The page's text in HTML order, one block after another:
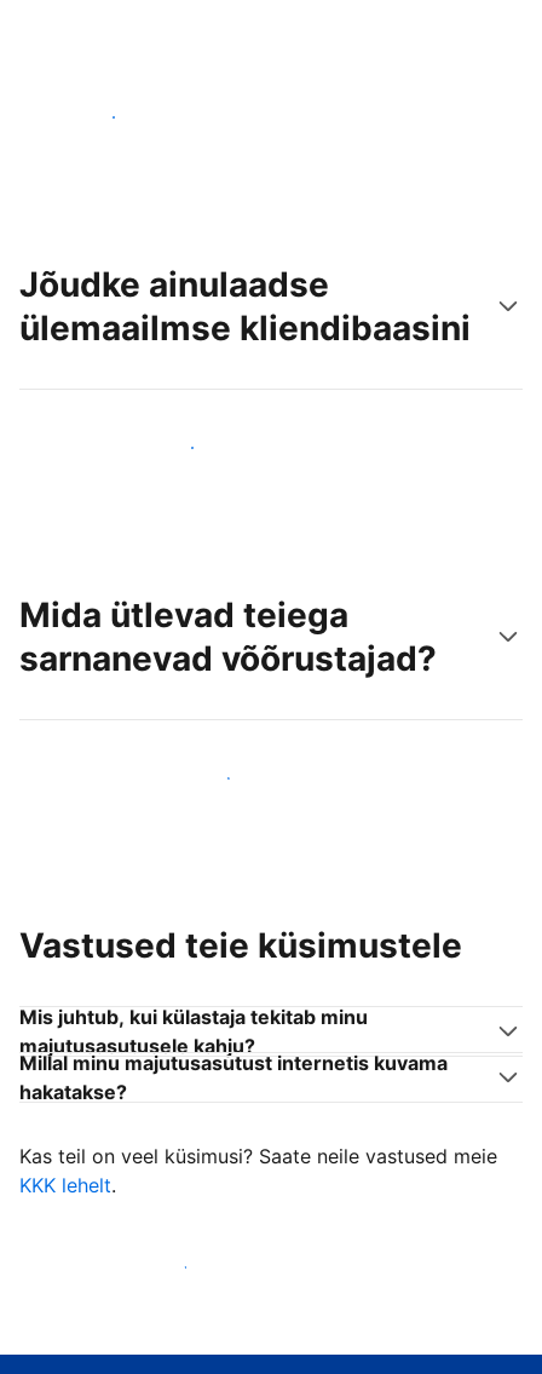
Alusta juba täna
Jõudke ainulaadse
ülemaailmse kliendibaasini
Jõua juba täna uute külastajateni
Mida ütlevad teiega
sarnanevad võõrustajad?
Liitu endaga sarnanevate võõrustajatega
Vastused teie küsimustele
Mis juhtub, kui külastaja tekitab minu
majutusasutusele kahju?
Millal minu majutusasutust internetis kuvama
hakatakse?
Kas teil on veel küsimusi? Saate neile vastused meie
KKK lehelt.
Alusta külastajate vastuvõtmist